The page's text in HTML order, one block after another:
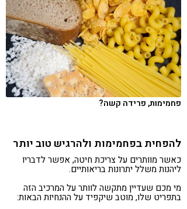
פחמימות, פרידה קשה?
להפחית בפחמימות ולהרגיש טוב יותר
כאשר מוותרים על צריכת חיטה, אפשר לדבריו
ליהנות משלל יתרונות בריאותיים.
מי מכם שעדיין מתקשה לוותר על המרכיב הזה
בתפריט שלו, מוטב שיקפיד על ההנחיות הבאות: